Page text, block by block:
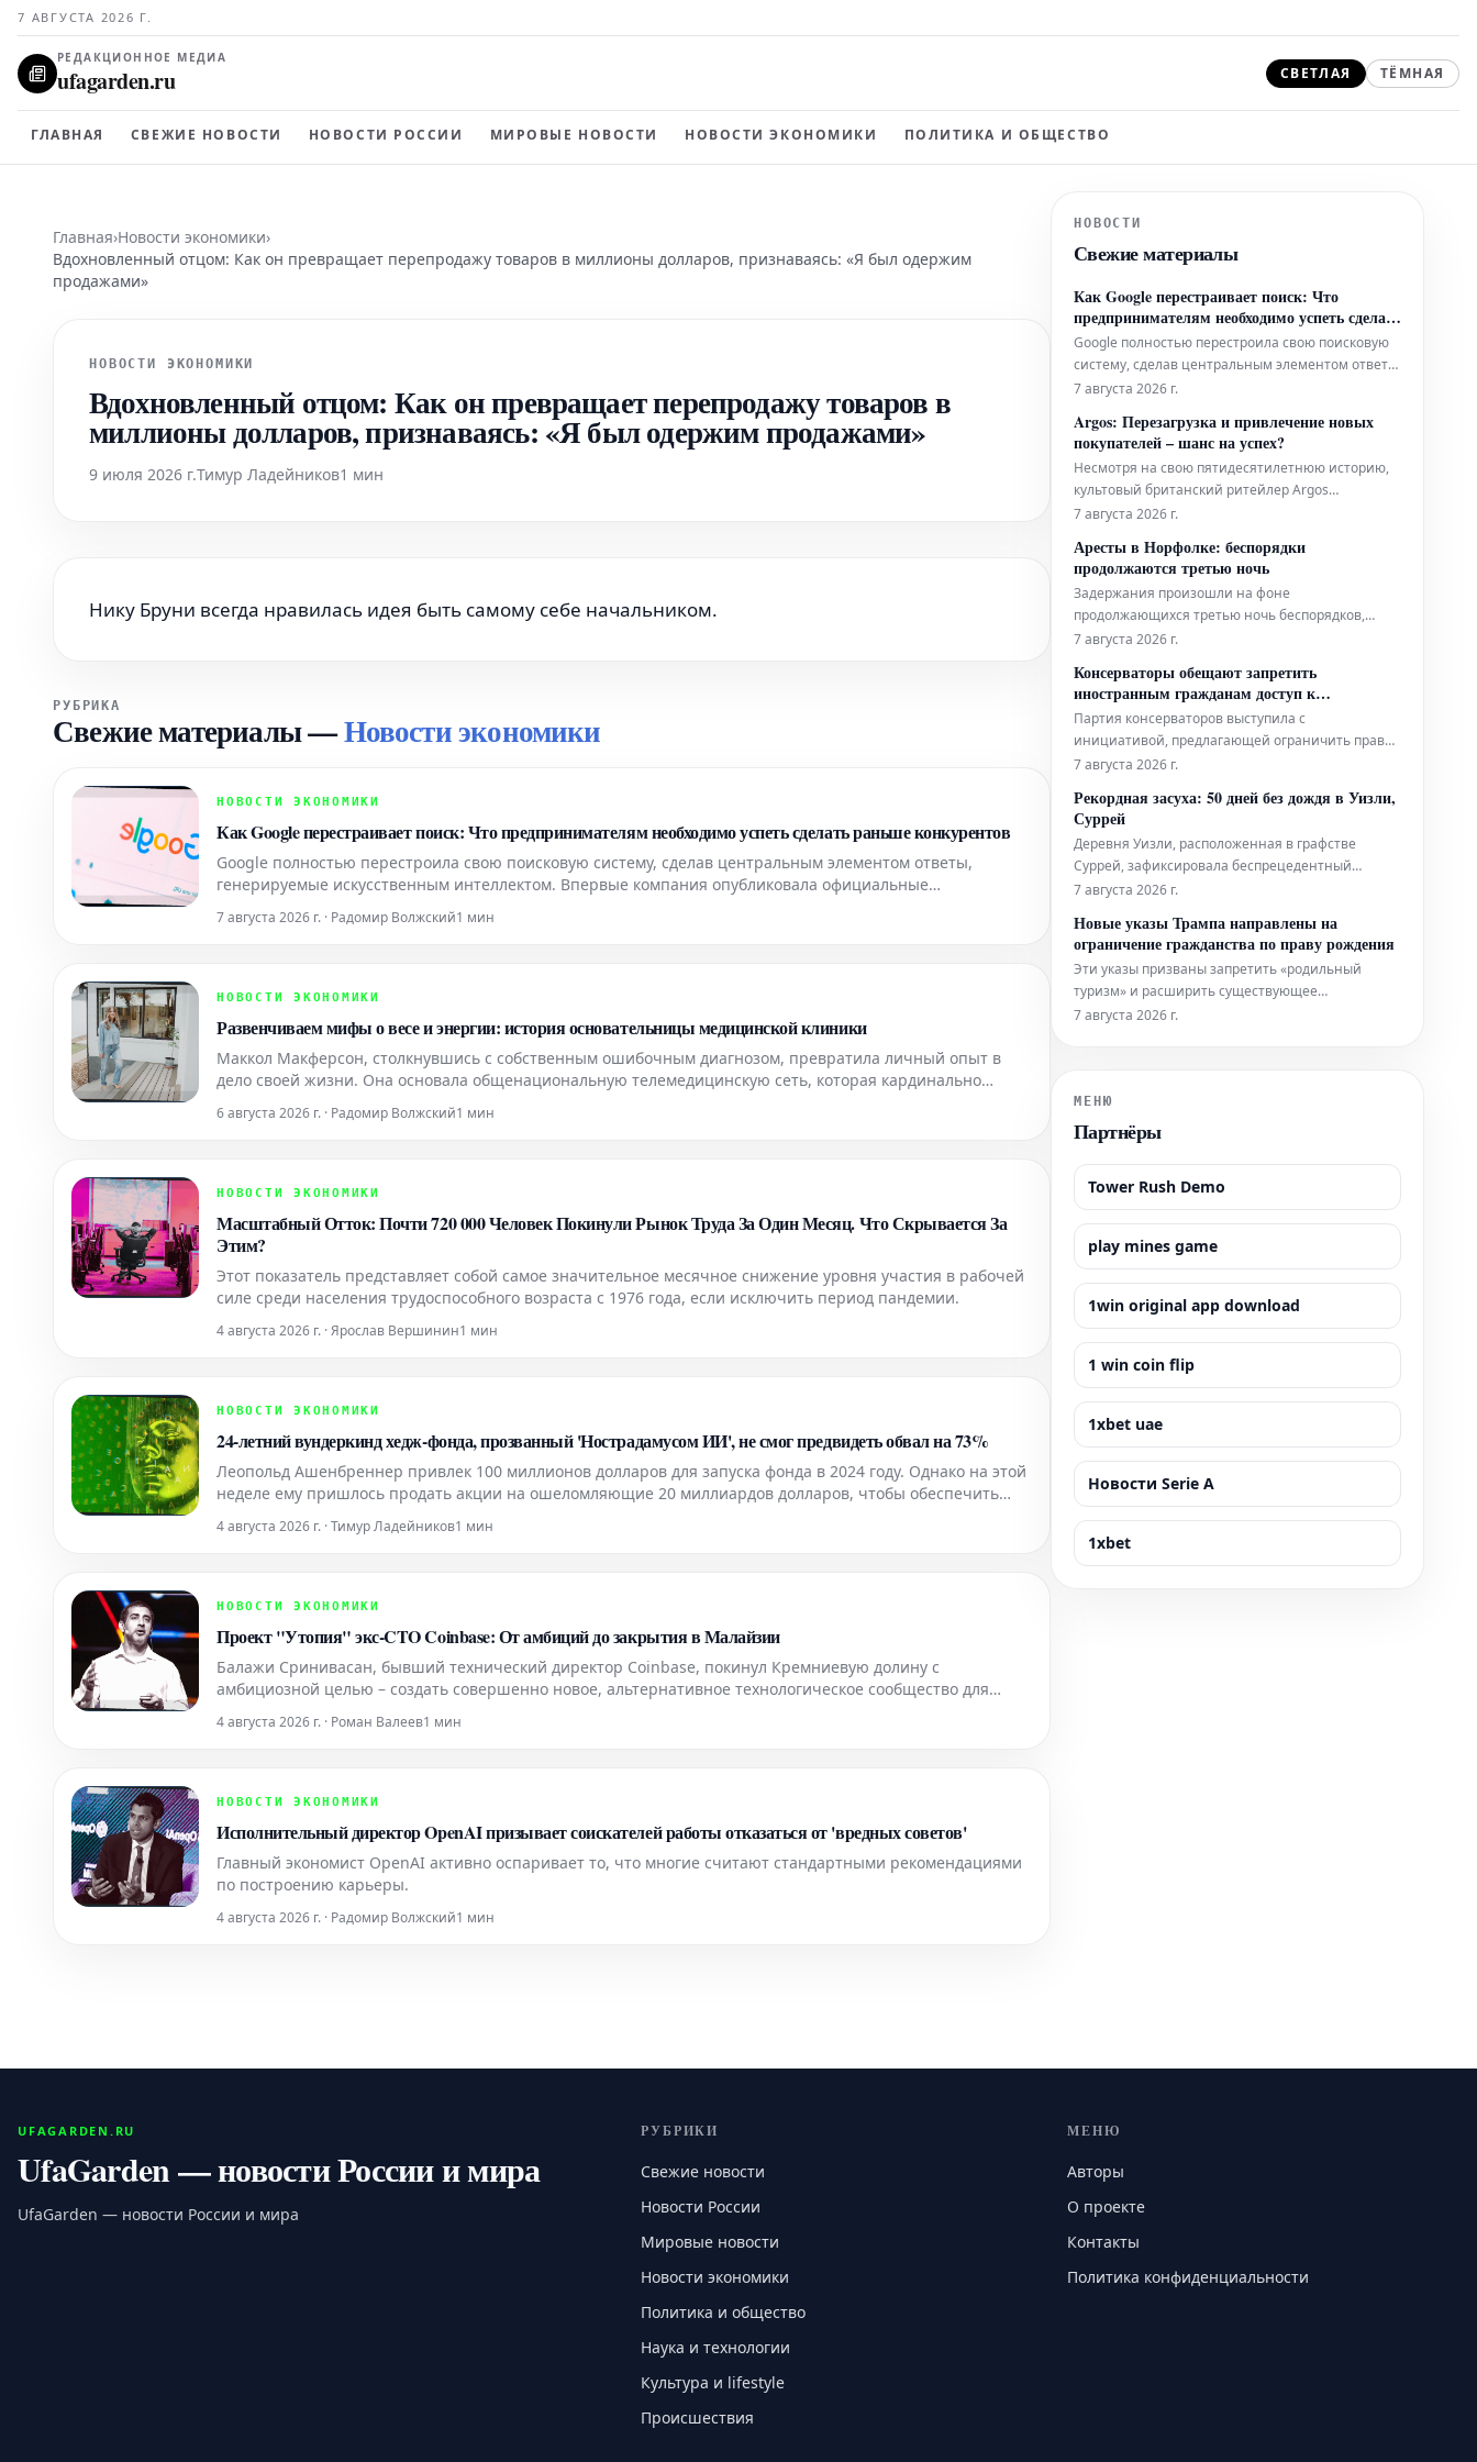
7 АВГУСТА 2026 Г.
РЕДАКЦИОННОЕ МЕДИА
ufagarden.ru СВЕТЛАЯ ТЁМНАЯ
ГЛАВНАЯ СВЕЖИЕ НОВОСТИ НОВОСТИ РОССИИ МИРОВЫЕ НОВОСТИ НОВОСТИ ЭКОНОМИКИ ПОЛИТИКА И ОБЩЕСТВО
Главная›Новости экономики›
Вдохновленный отцом: Как он превращает перепродажу товаров в миллионы долларов, признаваясь: «Я был одержим
продажами»
НОВОСТИ ЭКОНОМИКИ
Вдохновленный отцом: Как он превращает перепродажу товаров в
миллионы долларов, признаваясь: «Я был одержим продажами»
9 июля 2026 г.Тимур Ладейников1 мин
Нику Бруни всегда нравилась идея быть самому себе начальником.
РУБРИКА
Свежие материалы—Новости экономики
НОВОСТИ ЭКОНОМИКИ
Как Google перестраивает поиск: Что предпринимателям необходимо успеть сделать раньше конкурентов
Google полностью перестроила свою поисковую систему, сделав центральным элементом ответы,
генерируемые искусственным интеллектом. Впервые компания опубликовала официальные
рекомендации, описывающие, как оставаться заметным и сохранять видимость в этом новом формате
поисковой выдачи. Для предпри
7 августа 2026 г. · Радомир Волжский1 мин
НОВОСТИ ЭКОНОМИКИ
Развенчиваем мифы о весе и энергии: история основательницы медицинской клиники
Маккол Макферсон, столкнувшись с собственным ошибочным диагнозом, превратила личный опыт в
дело своей жизни. Она основала общенациональную телемедицинскую сеть, которая кардинально
меняет подход к диагностике, лечению и даже общественному восприятию заболеваний щитовидной
железы.
6 августа 2026 г. · Радомир Волжский1 мин
НОВОСТИ ЭКОНОМИКИ
Масштабный Отток: Почти 720 000 Человек Покинули Рынок Труда За Один Месяц. Что Скрывается За
Этим?
Этот показатель представляет собой самое значительное месячное снижение уровня участия в рабочей
силе среди населения трудоспособного возраста с 1976 года, если исключить период пандемии.
4 августа 2026 г. · Ярослав Вершинин1 мин
НОВОСТИ ЭКОНОМИКИ
24-летний вундеркинд хедж-фонда, прозванный 'Нострадамусом ИИ', не смог предвидеть обвал на 73%
Леопольд Ашенбреннер привлек 100 миллионов долларов для запуска фонда в 2024 году. Однако на этой
неделе ему пришлось продать акции на ошеломляющие 20 миллиардов долларов, чтобы обеспечить
выживание своего предприятия.
4 августа 2026 г. · Тимур Ладейников1 мин
НОВОСТИ ЭКОНОМИКИ
Проект "Утопия" экс-CTO Coinbase: От амбиций до закрытия в Малайзии
Балажи Сринивасан, бывший технический директор Coinbase, покинул Кремниевую долину с
амбициозной целью – создать совершенно новое, альтернативное технологическое сообщество для
среду для инноваций.
4 августа 2026 г. · Роман Валеев1 мин
НОВОСТИ ЭКОНОМИКИ
Исполнительный директор OpenAI призывает соискателей работы отказаться от 'вредных советов'
Главный экономист OpenAI активно оспаривает то, что многие считают стандартными рекомендациями
по построению карьеры.
4 августа 2026 г. · Радомир Волжский1 мин
НОВОСТИ
Свежие материалы
Как Google перестраивает поиск: Что
предпринимателям необходимо успеть сделать
раньше конкурентов
Google полностью перестроила свою поисковую
систему, сделав центральным элементом ответы,
генерируемые искусственным интеллектом.
рекомендации, описывающие, как оставаться
заметным и сохранять видимость в этом новом
формате поисковой выдачи. Для предпри
7 августа 2026 г.
Argos: Перезагрузка и привлечение новых
покупателей – шанс на успех?
Несмотря на свою пятидесятилетнюю историю,
культовый британский ритейлер Argos
столкнулся с серьезными трудностями в
соперниками, в особенности с онлайн-гигантами
вроде Amazon. Главный вопрос теперь в том,
смогут ли новые владельцы компании успешно
пр
7 августа 2026 г.
Аресты в Норфолке: беспорядки
продолжаются третью ночь
Задержания произошли на фоне
продолжающихся третью ночь беспорядков,
вызванных антииммиграционными протестами
7 августа 2026 г.
Консерваторы обещают запретить
иностранным гражданам доступ к
социальному жилью
Партия консерваторов выступила с
инициативой, предлагающей ограничить право
иностранных граждан на получение социального
реализация этого плана позволит освободить
около 230 000 объектов жилой недвижимости,
поскольку он предусматривает пересмотр услов
7 августа 2026 г.
Рекордная засуха: 50 дней без дождя в Уизли,
Суррей
Деревня Уизли, расположенная в графстве
Суррей, зафиксировала беспрецедентный
период отсутствия осадков — 50 дней подряд.
Weather, в ближайшее время значительных
дождей не предвидится, что свидетельствует о
продолжении засушливого периода, усуг
7 августа 2026 г.
Новые указы Трампа направлены на
ограничение гражданства по праву рождения
Эти указы призваны запретить «родильный
туризм» и расширить существующее
определение категорий лиц, чьи дети не будут
7 августа 2026 г.
МЕНЮ
Партнёры
Tower Rush Demo
play mines game
1win original app download
1 win coin flip
1xbet uae
Новости Serie A
1xbet
UFAGARDEN.RU
UfaGarden — новости России и мира
UfaGarden — новости России и мира
РУБРИКИ
Свежие новости
Новости России
Мировые новости
Новости экономики
Политика и общество
Наука и технологии
Культура и lifestyle
Происшествия
МЕНЮ
Авторы
О проекте
Контакты
Политика конфиденциальности